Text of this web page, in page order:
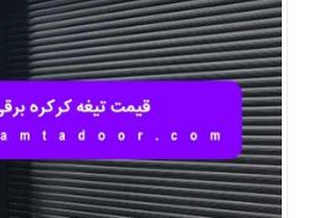
اقتصادی
اخبار
جدید
اخبار
حوادث
اخبار
سیاسی